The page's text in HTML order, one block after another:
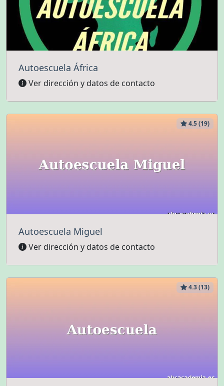
Autoescuela África
Ver dirección y datos de contacto
4.5 (19)
Autoescuela Miguel
Ver dirección y datos de contacto
4.3 (13)